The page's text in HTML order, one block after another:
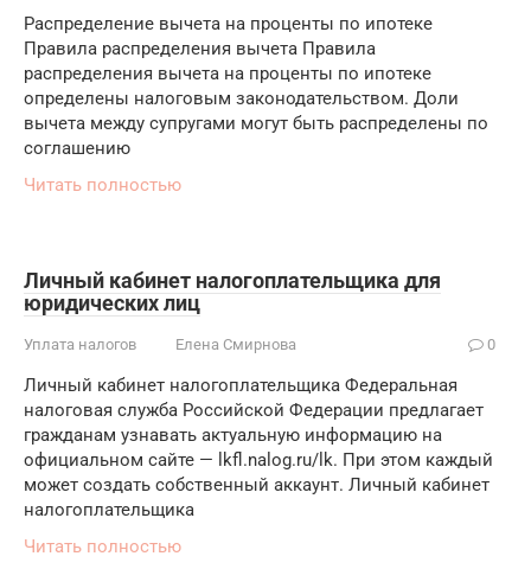
Распределение вычета на проценты по ипотеке
Правила распределения вычета Правила
распределения вычета на проценты по ипотеке
определены налоговым законодательством. Доли
вычета между супругами могут быть распределены по
соглашению
Читать полностью
Личный кабинет налогоплательщика для
юридических лиц
Уплата налогов Елена Смирнова 0
Личный кабинет налогоплательщика Федеральная
налоговая служба Российской Федерации предлагает
гражданам узнавать актуальную информацию на
официальном сайте — lkfl.nalog.ru/lk. При этом каждый
может создать собственный аккаунт. Личный кабинет
налогоплательщика
Читать полностью